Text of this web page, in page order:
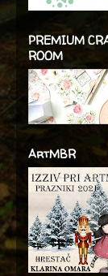
PREMIUM
ROOM
ArtMBR